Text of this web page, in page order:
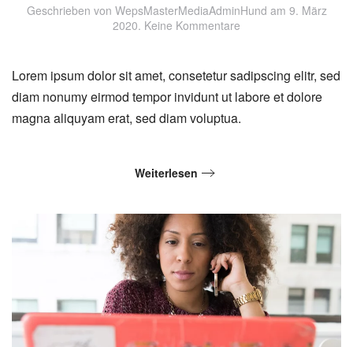
Geschrieben von WepsMasterMediaAdminHund am 9. März
2020. Keine Kommentare
Lorem ipsum dolor sit amet, consetetur sadipscing elitr, sed
diam nonumy eirmod tempor invidunt ut labore et dolore
magna aliquyam erat, sed diam voluptua.
Weiterlesen